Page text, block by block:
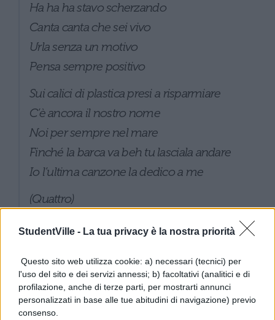
StudentVille - La tua privacy è la nostra priorità
Questo sito web utilizza cookie: a) necessari (tecnici) per
l'uso del sito e dei servizi annessi; b) facoltativi (analitici e di
profilazione, anche di terze parti, per mostrarti annunci
personalizzati in base alle tue abitudini di navigazione) previo
consenso.
Ha ha ha stavo scherzando
Canta canta che sei vivo
Urla senza un motivo
Pensa sempre positivo
Sui calici di plastica presi a risparmiare
C’è ancora il nostro nome
Noi per sempre nel mare
Finché la barca va beh tu lasciala andare
Io l’ultima canzone la dedico a me
(Quattro)
Ti vorrei salvare
Non voglio affondare
Ma è così dolce naufragare
Che non ho giuro non ho